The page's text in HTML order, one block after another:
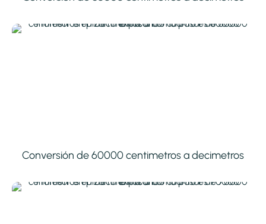
Conversión de 60000 centimetros a decimetros